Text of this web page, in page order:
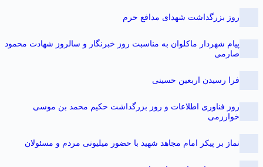
روز بزرگداشت شهدای مدافع حرم
پیام شهردار ماکلوان به مناسبت روز خبرنگار و سالروز شهادت محمود
صارمی
فرا رسیدن اربعین حسینی
روز فناوری اطلاعات و روز بزرگداشت حکیم محمد بن موسی
خوارزمی
نماز بر پیکر امام مجاهد شهید با حضور میلیونی مردم و مسئولان